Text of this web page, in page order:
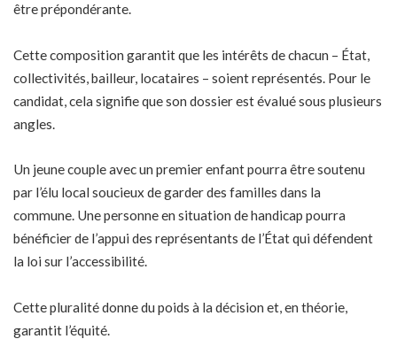
être prépondérante.
Cette composition garantit que les intérêts de chacun – État,
collectivités, bailleur, locataires – soient représentés. Pour le
candidat, cela signifie que son dossier est évalué sous plusieurs
angles.
Un jeune couple avec un premier enfant pourra être soutenu
par l’élu local soucieux de garder des familles dans la
commune. Une personne en situation de handicap pourra
bénéficier de l’appui des représentants de l’État qui défendent
la loi sur l’accessibilité.
Cette pluralité donne du poids à la décision et, en théorie,
garantit l’équité.